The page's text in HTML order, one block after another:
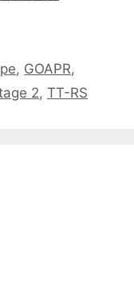
, GOAPR,
2, TT-RS